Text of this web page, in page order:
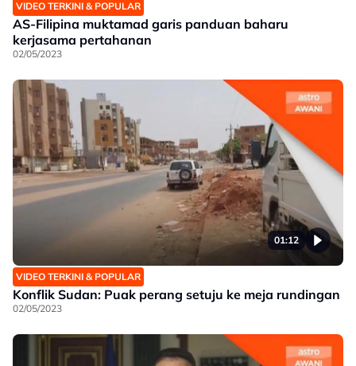
VIDEO TERKINI & POPULAR
AS-Filipina muktamad garis panduan baharu
kerjasama pertahanan
02/05/2023
01:12
VIDEO TERKINI & POPULAR
Konflik Sudan: Puak perang setuju ke meja rundingan
02/05/2023